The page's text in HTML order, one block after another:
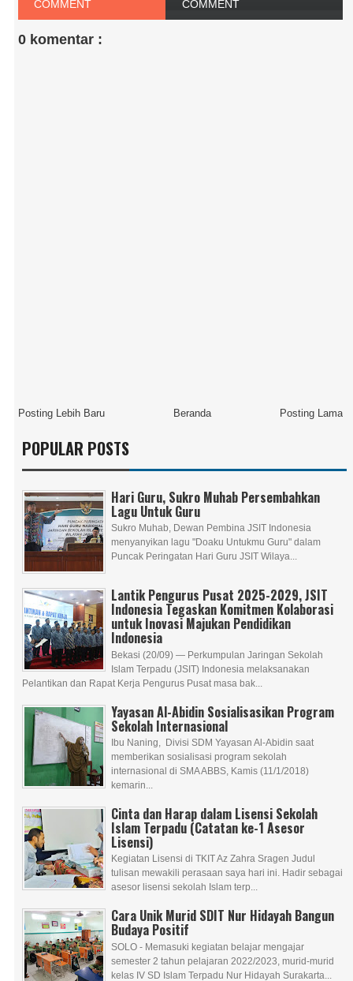
COMMENT COMMENT
0 komentar :
Posting Lebih Baru Posting Lama
Beranda
POPULAR POSTS
Hari Guru, Sukro Muhab Persembahkan
Lagu Untuk Guru
Sukro Muhab, Dewan Pembina JSIT Indonesia
menyanyikan lagu "Doaku Untukmu Guru" dalam
Puncak Peringatan Hari Guru JSIT Wilaya...
Lantik Pengurus Pusat 2025-2029, JSIT
Indonesia Tegaskan Komitmen Kolaborasi
untuk Inovasi Majukan Pendidikan
Indonesia
Bekasi (20/09) — Perkumpulan Jaringan Sekolah
Islam Terpadu (JSIT) Indonesia melaksanakan
Pelantikan dan Rapat Kerja Pengurus Pusat masa bak...
Yayasan Al-Abidin Sosialisasikan Program
Sekolah Internasional
Ibu Naning, Divisi SDM Yayasan Al-Abidin saat
memberikan sosialisasi program sekolah
internasional di SMA ABBS, Kamis (11/1/2018)
kemarin...
Cinta dan Harap dalam Lisensi Sekolah
Islam Terpadu (Catatan ke-1 Asesor
Lisensi)
Kegiatan Lisensi di TKIT Az Zahra Sragen Judul
tulisan mewakili perasaan saya hari ini. Hadir sebagai
asesor lisensi sekolah Islam terp...
Cara Unik Murid SDIT Nur Hidayah Bangun
Budaya Positif
SOLO - Memasuki kegiatan belajar mengajar
semester 2 tahun pelajaran 2022/2023, murid-murid
kelas IV SD Islam Terpadu Nur Hidayah Surakarta...